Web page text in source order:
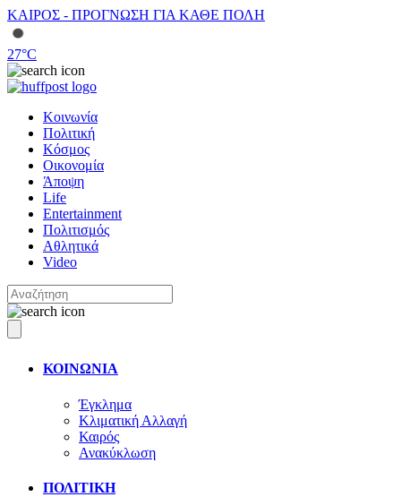
ΚΑΙΡΟΣ - ΠΡΟΓΝΩΣΗ ΓΙΑ ΚΑΘΕ ΠΟΛΗ
27°C
Κοινωνία
Πολιτική
Κόσμος
Οικονομία
Άποψη
Life
Entertainment
Πολιτισμός
Αθλητικά
Video
ΚΟΙΝΩΝΙΑ
Έγκλημα
Κλιματική Αλλαγή
Καιρός
Ανακύκλωση
ΠΟΛΙΤΙΚΗ